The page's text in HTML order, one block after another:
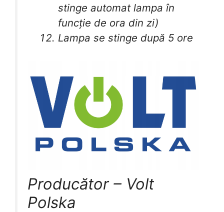
stinge automat lampa în
funcție de ora din zi)
Lampa se stinge după 5 ore
Producător – Volt
Polska